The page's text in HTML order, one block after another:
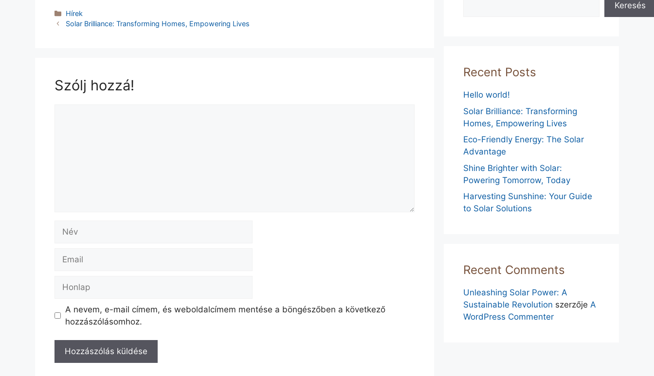
Kategória
Hírek
Solar Brilliance: Transforming Homes, Empowering Lives
Szólj hozzá!
A nevem, e-mail címem, és weboldalcímem mentése a böngészőben a következő
hozzászólásomhoz.
Keresés
Recent Posts
Hello world!
Solar Brilliance: Transforming
Homes, Empowering Lives
Eco-Friendly Energy: The Solar
Advantage
Shine Brighter with Solar:
Powering Tomorrow, Today
Harvesting Sunshine: Your Guide
to Solar Solutions
Recent Comments
Unleashing Solar Power: A
Sustainable Revolution szerzője A
WordPress Commenter